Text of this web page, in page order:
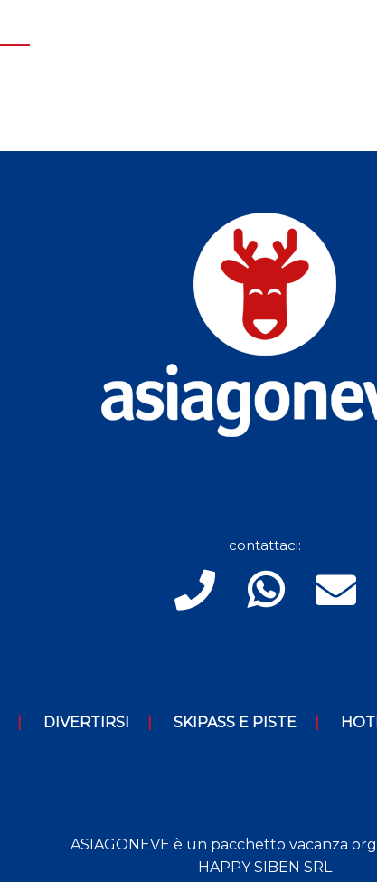
contattaci:
DIVERTIRSI SKIPASS E PISTE
ASIAGONEVE è un pacchetto vacanza
HAPPY SIBEN SRL